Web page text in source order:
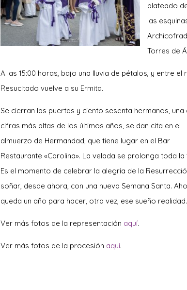
plateado
las
Torres de
A las 15:00 horas, bajo una lluvia de pétalos, y entre el
Resucitado vuelve a su Ermita.
Se cierran las puertas y ciento sesenta hermanos, una
cifras más altas de los últimos años, se dan cita en el
almuerzo de Hermandad, que tiene lugar en el Bar
Restaurante «Carolina». La velada se prolonga toda la
Es el momento de celebrar la alegría de la
soñar, desde ahora, con una nueva Semana Santa.
queda un año para hacer, otra vez, ese sueño realidad.
Ver más fotos de la representación aquí.
Ver más fotos de la procesión aquí.